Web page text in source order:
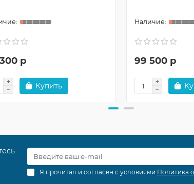
р
Купить
99 500 р
Я прочитал и согласен с условиями Политика